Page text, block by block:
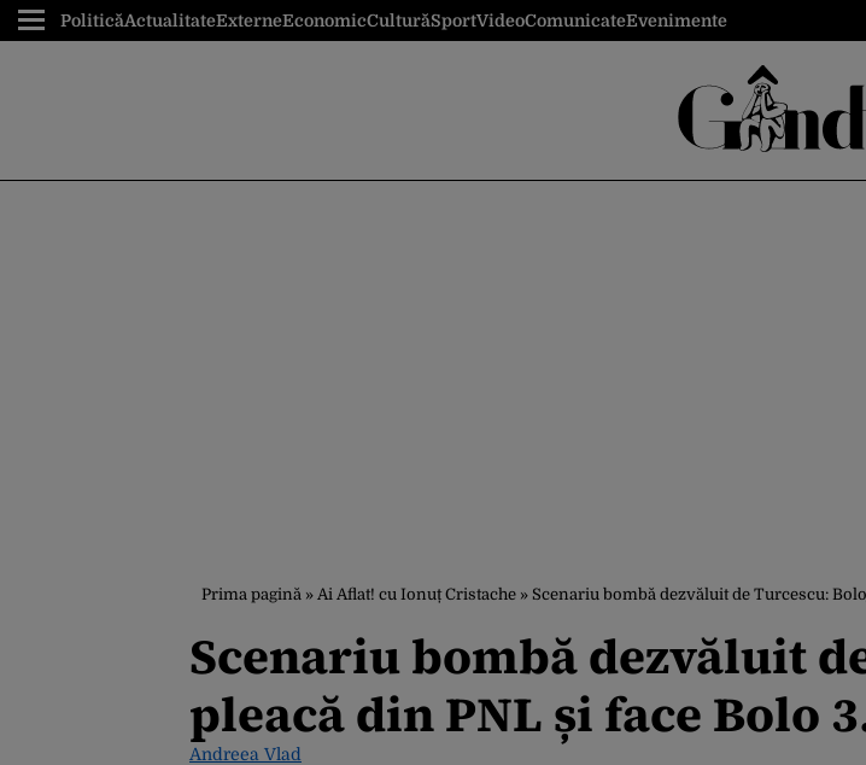
PoliticăActualitateExterneEconomicCulturăSportVideoComunicateEvenimente
Prima pagină » Ai Aflat! cu Ionuț Cristache » Scenariu bombă dezvăluit de Turcescu:
Scenariu bombă dezvăluit
pleacă din PNL și face Bolo
Andreea Vlad